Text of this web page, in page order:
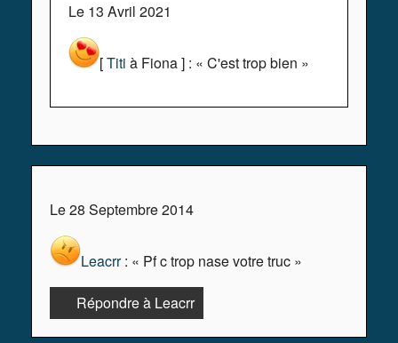
Le 13 Avril 2021
[Titi à Fiona ] : « C'est trop bien »
Le 28 Septembre 2014
Leacrr: « Pf c trop nase votre truc »
Répondre à Leacrr